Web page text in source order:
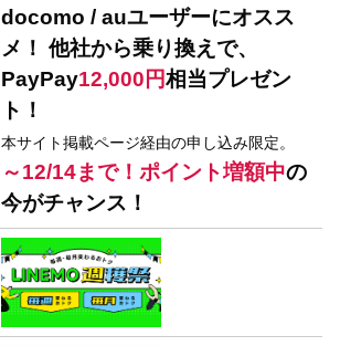
docomo / auユーザーにオスス
メ！ 他社から乗り換えで、
PayPay12,000円相当プレゼン
ト！
本サイト掲載ページ経由の申し込み限定。
～12/14まで！ポイント増額中の
今がチャンス！